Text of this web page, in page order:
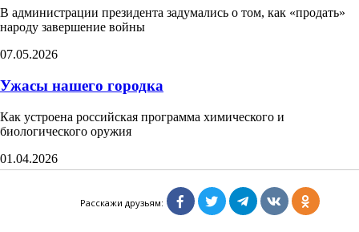
Расскажи друзьям:
В администрации президента задумались о том, как «продать»
народу завершение войны
07.05.2026
Ужасы нашего городка
Как устроена российская программа химического и
биологического оружия
01.04.2026